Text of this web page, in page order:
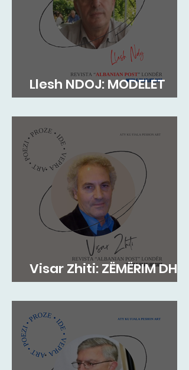
Llesh NDOJ: MODELET
AUTORITARE
Visar Zhiti: ZËMËRIM DHE
PAS VDEKJES!